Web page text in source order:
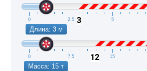
0 2.5 5
3
Длина: 3 м
0 7.5 15
12
Масса: 15 т